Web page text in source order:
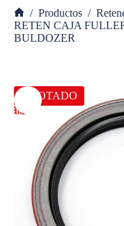
Inicio
/ Productos /
RETEN CAJA
BULDOZER
AGOTADO